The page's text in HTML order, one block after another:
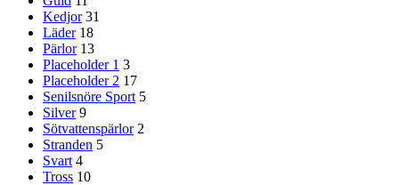
Kedjor 31
Läder 18
Pärlor 13
Placeholder 1 3
Placeholder 2 17
Senilsnöre Sport 5
Silver 9
Sötvattenspärlor 2
Stranden 5
Svart 4
Tross 10